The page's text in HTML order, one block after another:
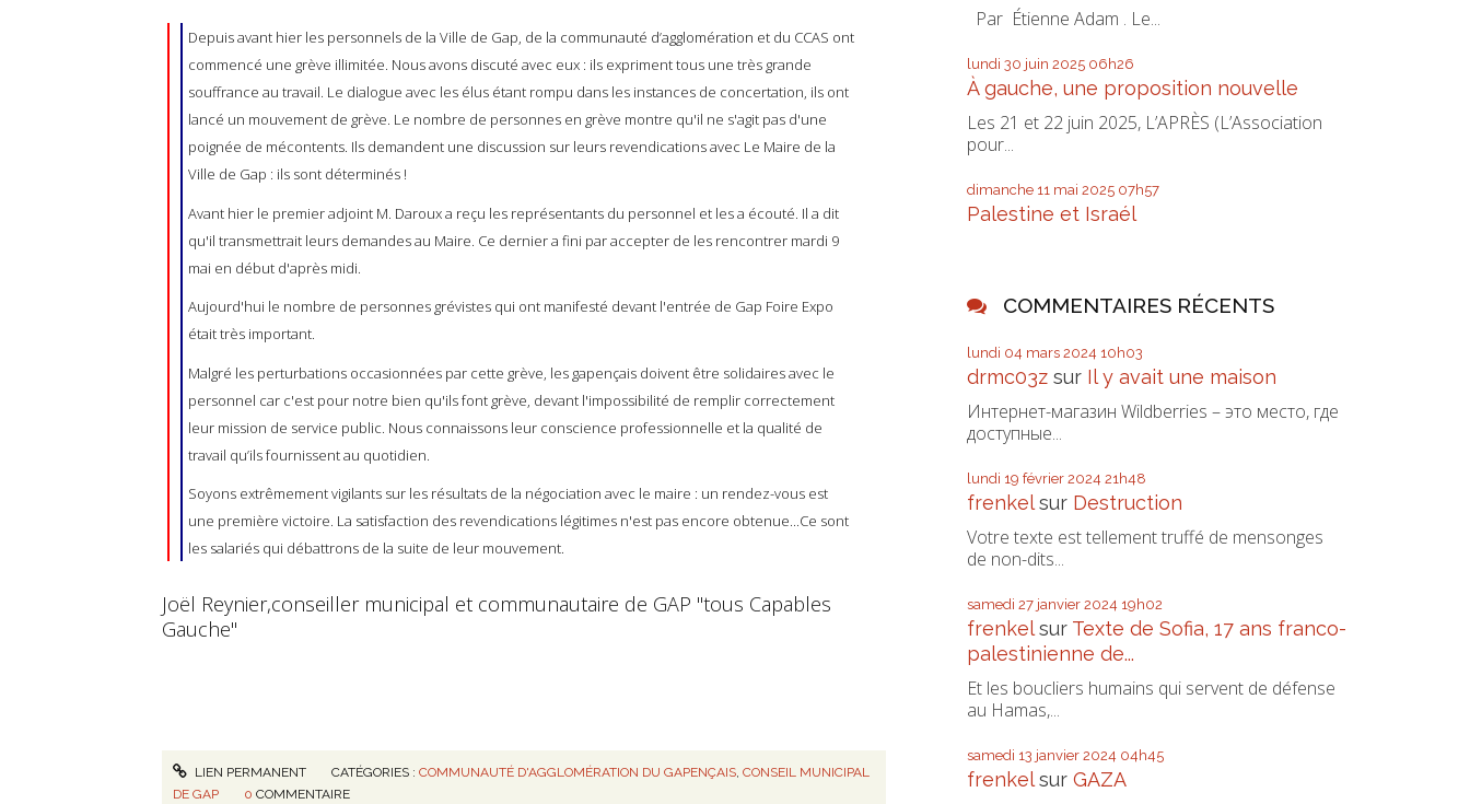
Depuis avant hier les personnels de la Ville de Gap, de la communauté d’agglomération et du CCAS ont
commencé une grève illimitée. Nous avons discuté avec eux : ils expriment tous une très grande
souffrance au travail. Le dialogue avec les élus étant rompu dans les instances de concertation, ils ont
lancé un mouvement de grève. Le nombre de personnes en grève montre qu'il ne s'agit pas d'une
poignée de mécontents. Ils demandent une discussion sur leurs revendications avec Le Maire de la
Ville de Gap : ils sont déterminés !
Avant hier le premier adjoint M. Daroux a reçu les représentants du personnel et les a écouté. Il a dit
qu'il transmettrait leurs demandes au Maire. Ce dernier a fini par accepter de les rencontrer mardi 9
mai en début d'après midi.
Aujourd'hui le nombre de personnes grévistes qui ont manifesté devant l'entrée de Gap Foire Expo
était très important.
Malgré les perturbations occasionnées par cette grève, les gapençais doivent être solidaires avec le
personnel car c'est pour notre bien qu'ils font grève, devant l'impossibilité de remplir correctement
leur mission de service public. Nous connaissons leur conscience professionnelle et la qualité de
travail qu’ils fournissent au quotidien.
Soyons extrêmement vigilants sur les résultats de la négociation avec le maire : un rendez-vous est
une première victoire. La satisfaction des revendications légitimes n'est pas encore obtenue...Ce sont
les salariés qui débattrons de la suite de leur mouvement.
Joël Reynier,conseiller municipal et communautaire de GAP "tous Capables
Gauche"
LIEN PERMANENT CATÉGORIES :COMMUNAUTÉ D'AGGLOMÉRATION DU GAPENÇAIS,CONSEIL MUNICIPAL
DE GAP
0 COMMENTAIRE
Par Étienne Adam . Le...
lundi 30 juin 2025 06h26
À gauche, une proposition nouvelle
Les 21 et 22 juin 2025, L’APRÈS (L’Association
pour...
dimanche 11 mai 2025 07h57
Palestine et Israél
COMMENTAIRES RÉCENTS
lundi 04 mars 2024 10h03
drmc03z sur Il y avait une maison
Интернет-магазин Wildberries – это место, где
доступные...
lundi 19 février 2024 21h48
frenkelsur Destruction
Votre texte est tellement truffé de mensonges
de non-dits...
samedi 27 janvier 2024 19h02
frenkelsur Texte de Sofia, 17 ans franco-
palestinienne de...
Et les boucliers humains qui servent de défense
au Hamas,...
samedi 13 janvier 2024 04h45
frenkelsurGAZA